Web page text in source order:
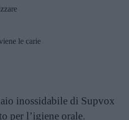
le carie
inossidabile di Supvox
per l’igiene orale.